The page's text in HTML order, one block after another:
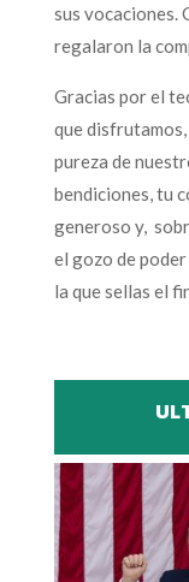
sus vocaciones.
regalaron la
Gracias por el
que
pureza de
bendiciones, tu
generoso y,
el gozo de
la que sellas el